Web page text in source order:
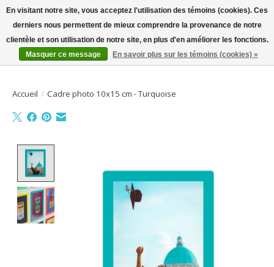
Bienvenue sur la boutique en ligne
Liste dePanier
Accueil / Cadre photo 10x15 cm - Turquoise
En visitant notre site, vous acceptez l'utilisation des témoins (cookies). Ces
derniers nous permettent de mieux comprendre la provenance de notre
clientèle et son utilisation de notre site, en plus d'en améliorer les fonctions.
Masquer ce message
En savoir plus sur les témoins (cookies) »